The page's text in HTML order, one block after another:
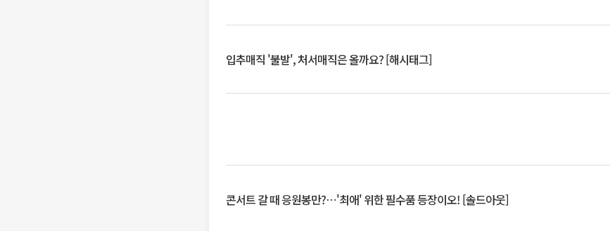
입추매직 '불발', 처서매직은 올까요? [해시태그]
콘서트 갈 때 응원봉만?⋯'최애' 위한 필수품 등장이오! [솔드아웃]